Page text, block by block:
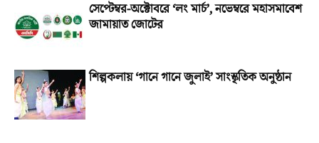
সেপ্টেম্বর-অক্টোবরে ‘লং মার্চ’, নভেম্বরে মহাসমাবেশ
জামায়াত জোটের
শিল্পকলায় ‘গানে গানে জুলাই’ সাংস্কৃতিক অনুষ্ঠান